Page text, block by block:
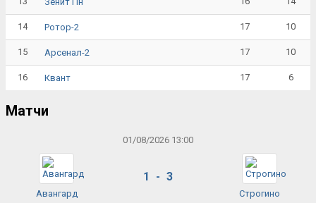
14 Ротор-2 17 10
15 Арсенал-2 17 10
16 Квант 17 6
Матчи
01/08/2026 13:00
Авангард
1 - 3
Строгино